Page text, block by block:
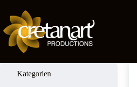
springen
Kategorien